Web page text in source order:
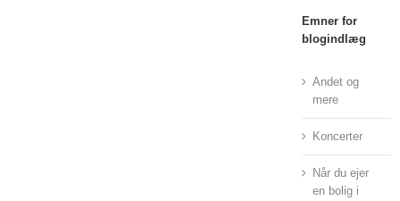
Emner for
blogindlæg
Andet og
mere
Koncerter
Når du ejer
en bolig i